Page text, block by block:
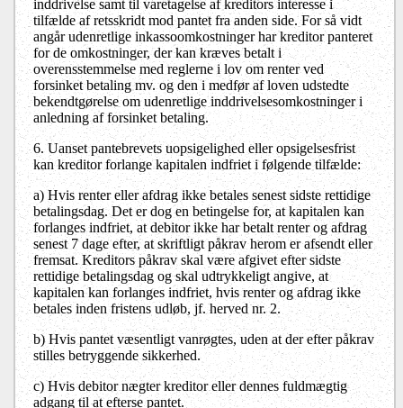
inddrivelse samt til varetagelse af kreditors interesse i
tilfælde af retsskridt mod pantet fra anden side. For så vidt
angår udenretlige inkassoomkostninger har kreditor panteret
for de omkostninger, der kan kræves betalt i
overensstemmelse med reglerne i lov om renter ved
forsinket betaling mv. og den i medfør af loven udstedte
bekendtgørelse om udenretlige inddrivelsesomkostninger i
anledning af forsinket betaling.
6. Uanset pantebrevets uopsigelighed eller opsigelsesfrist
kan kreditor forlange kapitalen indfriet i følgende tilfælde:
a) Hvis renter eller afdrag ikke betales senest sidste rettidige
betalingsdag. Det er dog en betingelse for, at kapitalen kan
forlanges indfriet, at debitor ikke har betalt renter og afdrag
senest 7 dage efter, at skriftligt påkrav herom er afsendt eller
fremsat. Kreditors påkrav skal være afgivet efter sidste
rettidige betalingsdag og skal udtrykkeligt angive, at
kapitalen kan forlanges indfriet, hvis renter og afdrag ikke
betales inden fristens udløb, jf. herved nr. 2.
b)Hvis pantet væsentligt vanrøgtes, uden at der efter påkrav
stilles betryggende sikkerhed.
c)Hvis debitor nægter kreditor eller dennes fuldmægtig
adgang til at efterse pantet.